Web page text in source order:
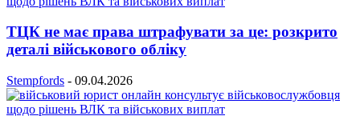
ТЦК не має права штрафувати за це: розкрито
деталі військового обліку
Stempfords - 09.04.2026